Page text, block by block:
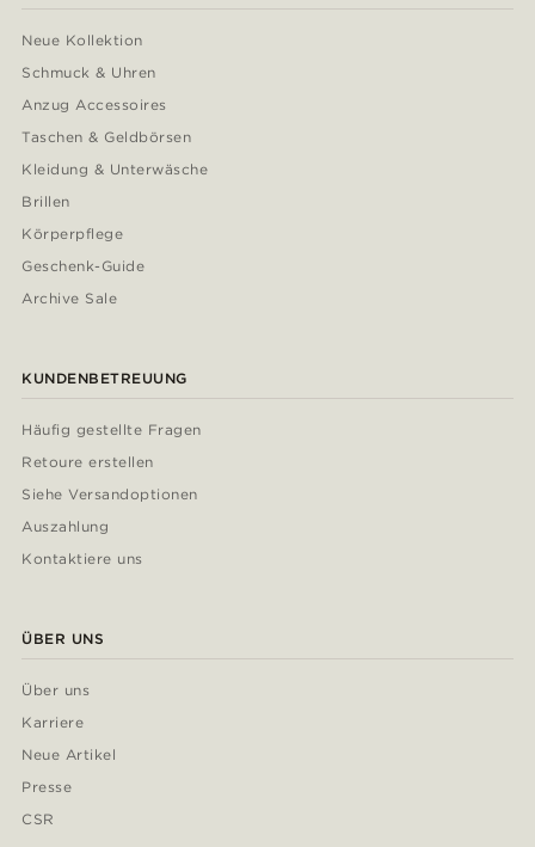
Neue Kollektion
Schmuck & Uhren
Anzug Accessoires
Taschen & Geldbörsen
Kleidung & Unterwäsche
Brillen
Körperpflege
Geschenk-Guide
Archive Sale
KUNDENBETREUUNG
Häufig gestellte Fragen
Retoure erstellen
Siehe Versandoptionen
Auszahlung
Kontaktiere uns
ÜBER UNS
Über uns
Karriere
Neue Artikel
Presse
CSR